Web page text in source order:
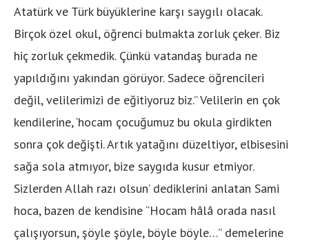
Atatürk ve Türk büyüklerine karşı saygılı olacak.
Birçok özel okul, öğrenci bulmakta zorluk çeker. Biz
hiç zorluk çekmedik. Çünkü vatandaş burada ne
yapıldığını yakından görüyor. Sadece öğrencileri
değil, velilerimizi de eğitiyoruz biz.” Velilerin en çok
kendilerine, ‘hocam çocuğumuz bu okula girdikten
sonra çok değişti. Artık yatağını düzeltiyor, elbisesini
sağa sola atmıyor, bize saygıda kusur etmiyor.
Sizlerden Allah razı olsun’ dediklerini anlatan Sami
hoca, bazen de kendisine “Hocam hâlâ orada nasıl
çalışıyorsun, şöyle şöyle, böyle böyle…” demelerine